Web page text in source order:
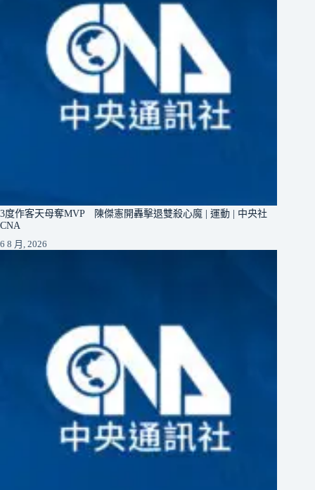
3度作客天母奪MVP 陳傑憲開轟擊退雙殺心魔 | 運動 | 中央社
CNA
6 8 月, 2026